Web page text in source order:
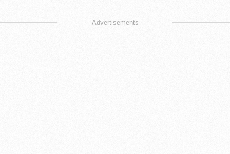
Advertisements